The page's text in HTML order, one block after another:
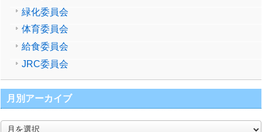
緑化委員会
体育委員会
給食委員会
JRC委員会
月別アーカイブ
月